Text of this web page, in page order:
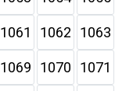
1061 1062 1063
1069 1070 1071